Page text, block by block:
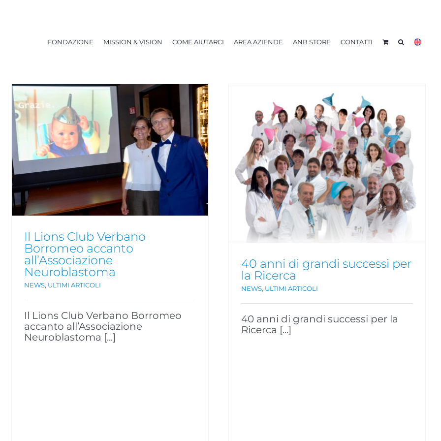
FONDAZIONE MISSION & VISION COME AIUTARCI AREA AZIENDE ANB STORE CONTATTI
Il Lions Club Verbano
Borromeo accanto
all’Associazione
Neuroblastoma
NEWS, ULTIMI ARTICOLI
Il Lions Club Verbano Borromeo
accanto all’Associazione
Neuroblastoma [...]
40 anni di grandi successi per
la Ricerca
NEWS ULTIMI ARTICOLI
40 anni di grandi successi per
la Ricerca
NEWS, ULTIMI ARTICOLI
40 anni di grandi successi per la
Ricerca [...]